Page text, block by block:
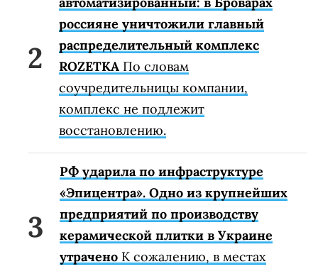
россияне уничтожили главный
распределительный комплекс
ROZETKA По словам
соучредительницы компании,
комплекс не подлежит
восстановлению.
РФ ударила по инфраструктуре
«Эпицентра». Одно из крупнейших
предприятий по производству
керамической плитки в Украине
утрачено К сожалению, в местах